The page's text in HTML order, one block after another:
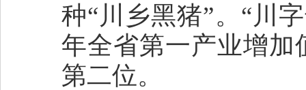
种“川乡黑猪”。“川
年全省第一产业增加
第二位。